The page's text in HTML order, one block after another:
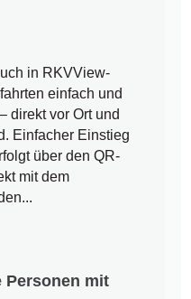
in RKVView-
einfach und
direkt vor Ort und
Einfacher Einstieg
über den QR-
mit dem
Personen mit